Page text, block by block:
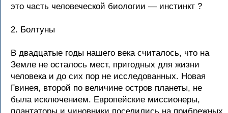
это часть человеческой биологии — инстинкт ?
2. Болтуны
В двадцатые годы нашего века считалось, что на
Земле не осталось мест, пригодных для жизни
человека и до сих пор не исследованных. Новая
Гвинея, второй по величине остров планеты, не
была исключением. Европейские миссионеры,